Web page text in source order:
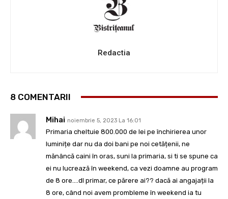
Redactia
8 COMENTARII
Mihai noiembrie 5, 2023 La 16:01
Primaria cheltuie 800.000 de lei pe închirierea unor
luminițe dar nu da doi bani pe noi cetățenii, ne
mănâncă caini în oras, suni la primaria, si ti se spune ca
ei nu lucrează în weekend, ca vezi doamne au program
de 8 ore….dl primar, ce părere ai?? dacă ai angajații la
8 ore, când noi avem prombleme în weekend ia tu